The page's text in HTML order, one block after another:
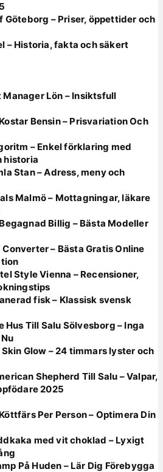
Göteborg – Priser, öppettider och
– Historia, fakta och säkert
Manager Lön – Insiktsfull
Bensin – Prisvariation Och
– Enkel förklaring med
historia
Stan – Adress, meny och
Malmö – Mottagningar, läkare
Billig – Bästa Modeller
Converter – Bästa Gratis Online
Style Vienna – Recensioner,
fisk – Klassisk svensk
Hus Till Salu Sölvesborg – Inga
Glow – 24 timmars lyster och
Shepherd Till Salu – Valpar,
2025
Per Person – Optimera Din
med vit choklad – Lyxigt
På Huden – Lär Dig Förebygga